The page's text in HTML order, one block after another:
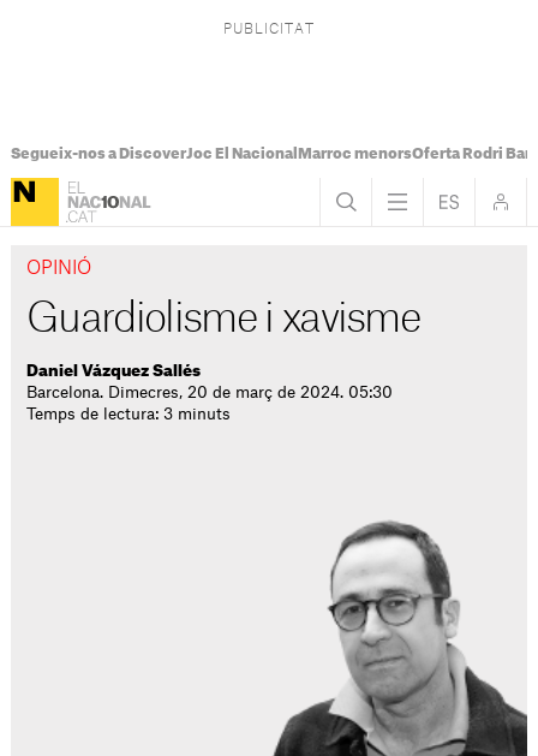
Segueix-nos a DiscoverJoc El Nacional Marroc menorsOferta Rodri
OPINIÓ
Guardiolisme i xavisme
Daniel Vázquez Sallés
Barcelona. Dimecres, 20 de març de 2024. 05:30
Temps de lectura: 3 minuts